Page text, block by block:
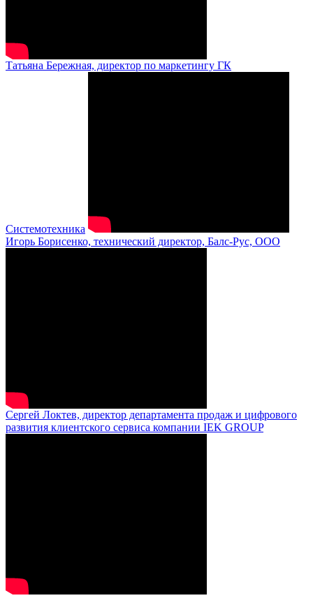
Татьяна Бережная, директор по маркетингу ГК
Системотехника
Игорь Борисенко, технический директор, Балс-Рус, ООО
Сергей Локтев, директор департамента продаж и цифрового
развития клиентского сервиса компании IEK GROUP